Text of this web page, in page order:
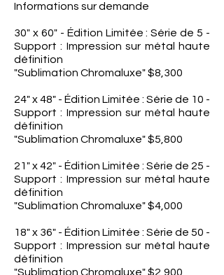
Informations sur demande
30" x 60" - Édition Limitée : Série de 5 -
Support : Impression sur métal haute
définition
"Sublimation Chromaluxe" $8,300
24" x 48" - Édition Limitée : Série de 10 -
Support : Impression sur métal haute
définition
"Sublimation Chromaluxe" $5,800
21" x 42" - Édition Limitée : Série de 25 -
Support : Impression sur métal haute
définition
"Sublimation Chromaluxe" $4,000
18" x 36" - Édition Limitée : Série de 50 -
Support : Impression sur métal haute
définition
"Sublimation Chromaluxe" $2,900